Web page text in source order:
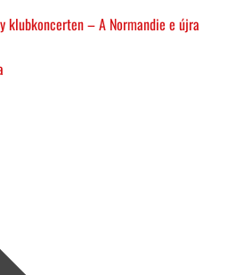
klubkoncerten – A Normandie e újra